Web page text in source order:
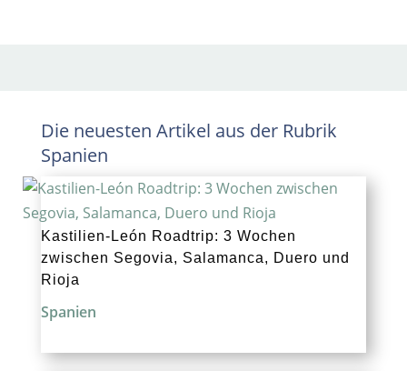
Die neuesten Artikel aus der Rubrik
Spanien
Kastilien-León Roadtrip: 3 Wochen
zwischen Segovia, Salamanca, Duero und
Rioja
Spanien